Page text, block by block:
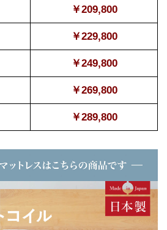
￥209,800
￥229,800
￥249,800
￥269,800
￥289,800